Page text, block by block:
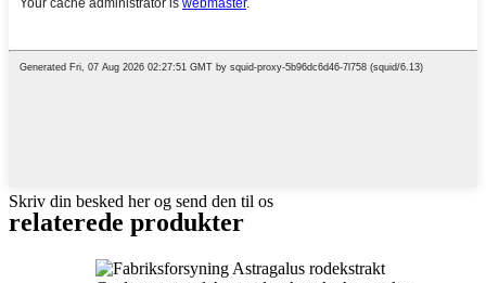
Skriv din besked her og send den til os
relaterede produkter